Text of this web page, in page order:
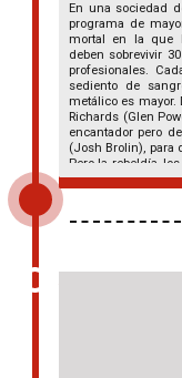
En una sociedad
programa de
mortal en la que
deben sobrevivir
profesionales.
sediento de
metálico es mayor.
Richards (Glen
encantador pero
(Josh Brolin), para
Pero la rebeldía,
un inesperado
sistema. A
también lo hace
Cazadores, sino a